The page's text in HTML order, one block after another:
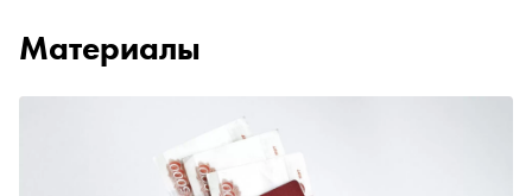
Материалы